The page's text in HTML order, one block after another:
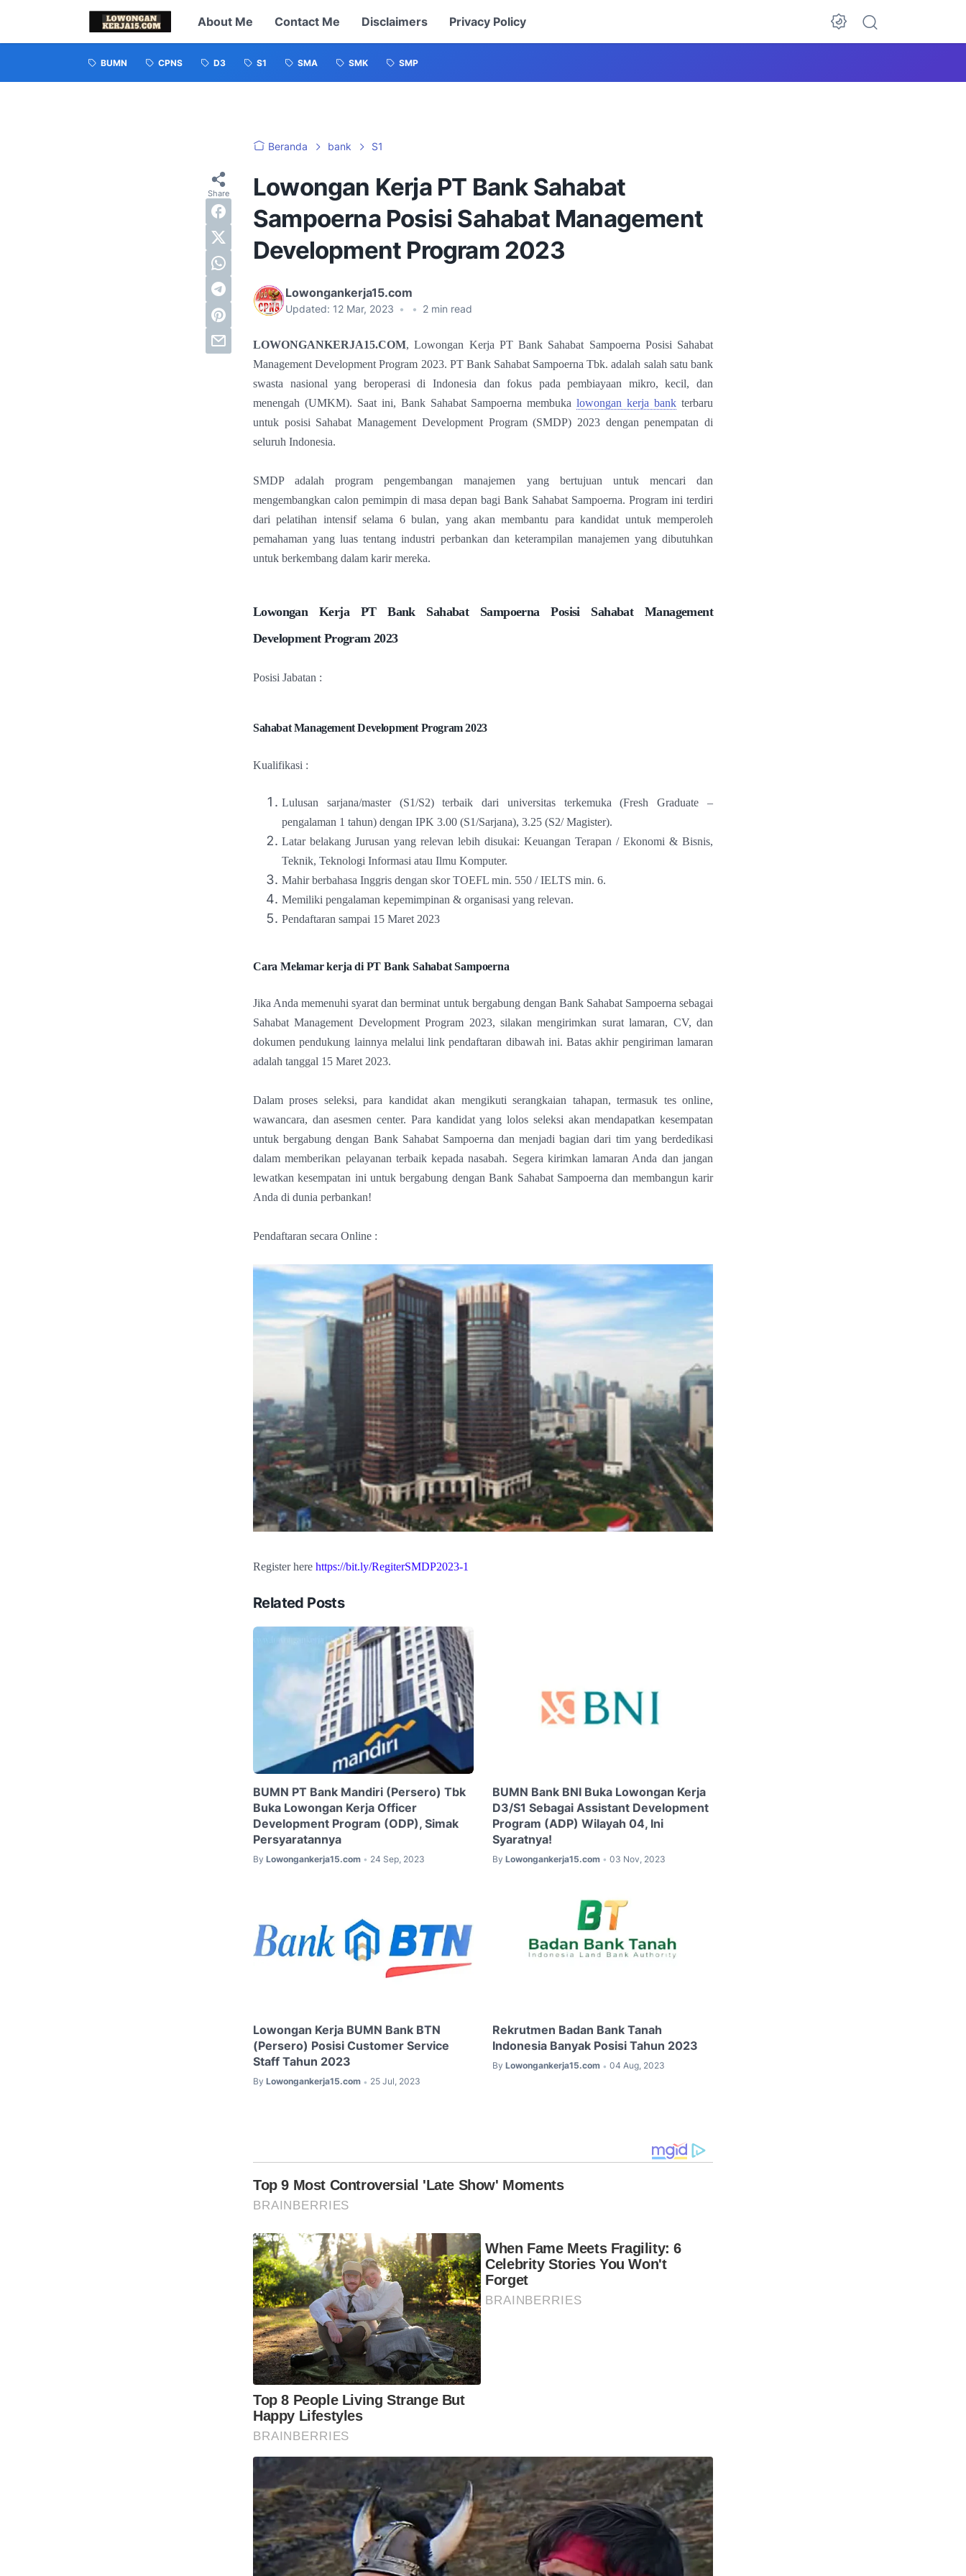
About Me Contact Me Disclaimers Privacy Policy
BUMN CPNS D3 S1 SMA SMK SMP
Beranda bank S1
Lowongan Kerja PT Bank Sahabat
Sampoerna Posisi Sahabat Management
Development Program 2023
Lowongankerja15.com
Updated: 12 Mar, 2023 • • 2 min read
LOWONGANKERJA15.COM, Lowongan Kerja PT Bank Sahabat Sampoerna Posisi Sahabat
Management Development Program 2023. PT Bank Sahabat Sampoerna Tbk. adalah salah satu bank
swasta nasional yang beroperasi di Indonesia dan fokus pada pembiayaan mikro, kecil, dan
menengah (UMKM). Saat ini, Bank Sahabat Sampoerna membukalowongan kerja bank terbaru
untuk posisi Sahabat Management Development Program (SMDP) 2023 dengan penempatan di
seluruh Indonesia.
SMDP adalah program pengembangan manajemen yang bertujuan untuk mencari dan
mengembangkan calon pemimpin di masa depan bagi Bank Sahabat Sampoerna. Program ini terdiri
dari pelatihan intensif selama 6 bulan, yang akan membantu para kandidat untuk memperoleh
pemahaman yang luas tentang industri perbankan dan keterampilan manajemen yang dibutuhkan
untuk berkembang dalam karir mereka.
Lowongan Kerja PT Bank Sahabat Sampoerna Posisi Sahabat Management
Development Program 2023
Posisi Jabatan :
Sahabat Management Development Program 2023
Kualifikasi :
Lulusan sarjana/master (S1/S2) terbaik dari universitas terkemuka (Fresh Graduate –
pengalaman 1 tahun) dengan IPK 3.00 (S1/Sarjana), 3.25 (S2/ Magister).
Latar belakang Jurusan yang relevan lebih disukai: Keuangan Terapan / Ekonomi & Bisnis,
Teknik, Teknologi Informasi atau Ilmu Komputer.
Mahir berbahasa Inggris dengan skor TOEFL min. 550 / IELTS min. 6.
Memiliki pengalaman kepemimpinan & organisasi yang relevan.
Pendaftaran sampai 15 Maret 2023
Cara Melamar kerja di PT Bank Sahabat Sampoerna
Jika Anda memenuhi syarat dan berminat untuk bergabung dengan Bank Sahabat Sampoerna sebagai
Sahabat Management Development Program 2023, silakan mengirimkan surat lamaran, CV, dan
dokumen pendukung lainnya melalui link pendaftaran dibawah ini. Batas akhir pengiriman lamaran
adalah tanggal 15 Maret 2023.
Dalam proses seleksi, para kandidat akan mengikuti serangkaian tahapan, termasuk tes online,
wawancara, dan asesmen center. Para kandidat yang lolos seleksi akan mendapatkan kesempatan
untuk bergabung dengan Bank Sahabat Sampoerna dan menjadi bagian dari tim yang berdedikasi
dalam memberikan pelayanan terbaik kepada nasabah. Segera kirimkan lamaran Anda dan jangan
lewatkan kesempatan ini untuk bergabung dengan Bank Sahabat Sampoerna dan membangun karir
Anda di dunia perbankan!
Pendaftaran secara Online :
Register here https://bit.ly/RegiterSMDP2023-1
Related Posts
BUMN PT Bank Mandiri (Persero) Tbk
Buka Lowongan Kerja Officer
Development Program (ODP), Simak
Persyaratannya
By Lowongankerja15.com • 24 Sep, 2023
BUMN Bank BNI Buka Lowongan Kerja
D3/S1 Sebagai Assistant Development
Program (ADP) Wilayah 04, Ini
Syaratnya!
By Lowongankerja15.com • 03 Nov, 2023
Lowongan Kerja BUMN Bank BTN
(Persero) Posisi Customer Service
Staff Tahun 2023
By Lowongankerja15.com • 25 Jul, 2023
Rekrutmen Badan Bank Tanah
Indonesia Banyak Posisi Tahun 2023
By Lowongankerja15.com • 04 Aug, 2023